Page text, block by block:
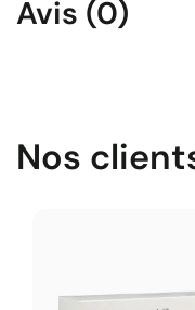
Avis (0)
Nos